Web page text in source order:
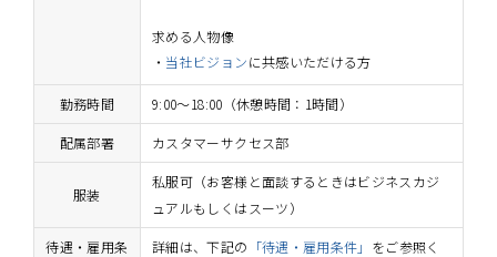
求める人物像
当社ビジョンに共感いただける方
勤務時間 9:00～18:00（休憩時間：1時間）
配属部署 カスタマーサクセス部
服装
私服可（お客様と面談するときはビジネスカジ
ュアルもしくはスーツ）
待遇・雇用条
詳細は、下記の 「待遇・雇用条件」 をご参照く